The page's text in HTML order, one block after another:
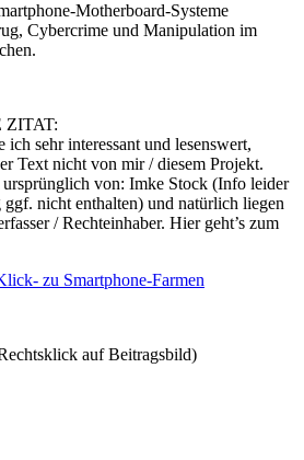
Motherboard-Systeme
Cybercrime und Manipulation im
ZITAT:
sehr interessant und lesenswert,
Text nicht von mir / diesem Projekt.
ursprünglich von: Imke Stock (Info leider
nicht enthalten) und natürlich liegen
/ Rechteinhaber. Hier geht’s zum
zu Smartphone-Farmen
auf Beitragsbild)